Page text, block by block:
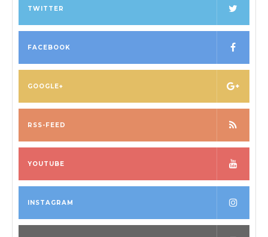
TWITTER
FACEBOOK
GOOGLE+
RSS-FEED
YOUTUBE
INSTAGRAM